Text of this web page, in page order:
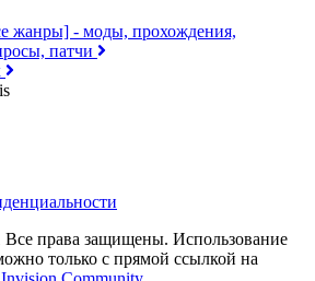
жанры] - моды, прохождения,
патчи
права защищены. Использование
только с прямой ссылкой на